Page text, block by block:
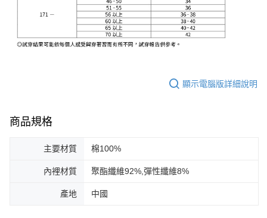
顯示電腦版詳細說明
商品規格
主要材質 棉100%
內裡材質 聚酯纖維92%,彈性纖維8%
產地 中國